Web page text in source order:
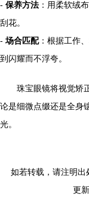
- 保养方法 ：用柔软绒
刮花。
-场合匹配：根据工作
到闪耀而不浮夸。
珠宝眼镜将视觉矫
论是细微点缀还是全身
光。
如若转载，请注明
更